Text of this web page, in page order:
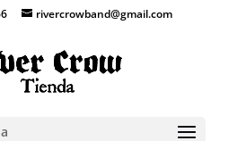
rivercrowband@gmail.com